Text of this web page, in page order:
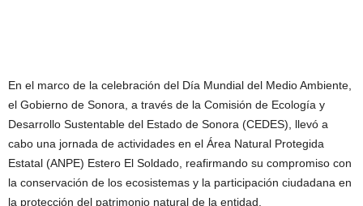
En el marco de la celebración del Día Mundial del Medio Ambiente,
el Gobierno de Sonora, a través de la Comisión de Ecología y
Desarrollo Sustentable del Estado de Sonora (CEDES), llevó a
cabo una jornada de actividades en el Área Natural Protegida
Estatal (ANPE) Estero El Soldado, reafirmando su compromiso con
la conservación de los ecosistemas y la participación ciudadana en
la protección del patrimonio natural de la entidad.